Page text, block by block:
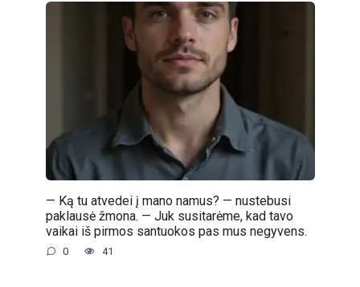
— Ką tu atvedei į mano namus? — nustebusi
paklausė žmona. — Juk susitarėme, kad tavo
vaikai iš pirmos santuokos pas mus negyvens.
0 41